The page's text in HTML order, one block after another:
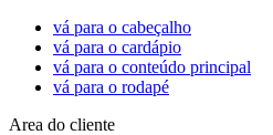
vá para o cabeçalho
vá para o cardápio
vá para o conteúdo principal
vá para o rodapé
Area do cliente